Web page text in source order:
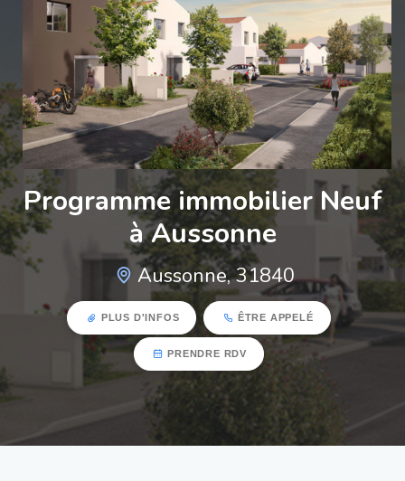
Programme immobilier Neuf
à Aussonne
Aussonne, 31840
PLUS D'INFOS ÊTRE APPELÉ
PRENDRE RDV